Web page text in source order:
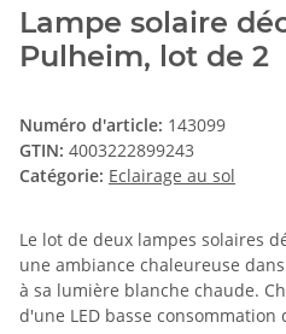
Lampe solaire
Pulheim, lot de 2
Numéro d'article: 143099
GTIN: 4003222899243
Catégorie: Eclairage au sol
Le lot de deux lampes solaires
une ambiance chaleureuse
à sa lumière blanche chaude.
d'une LED basse